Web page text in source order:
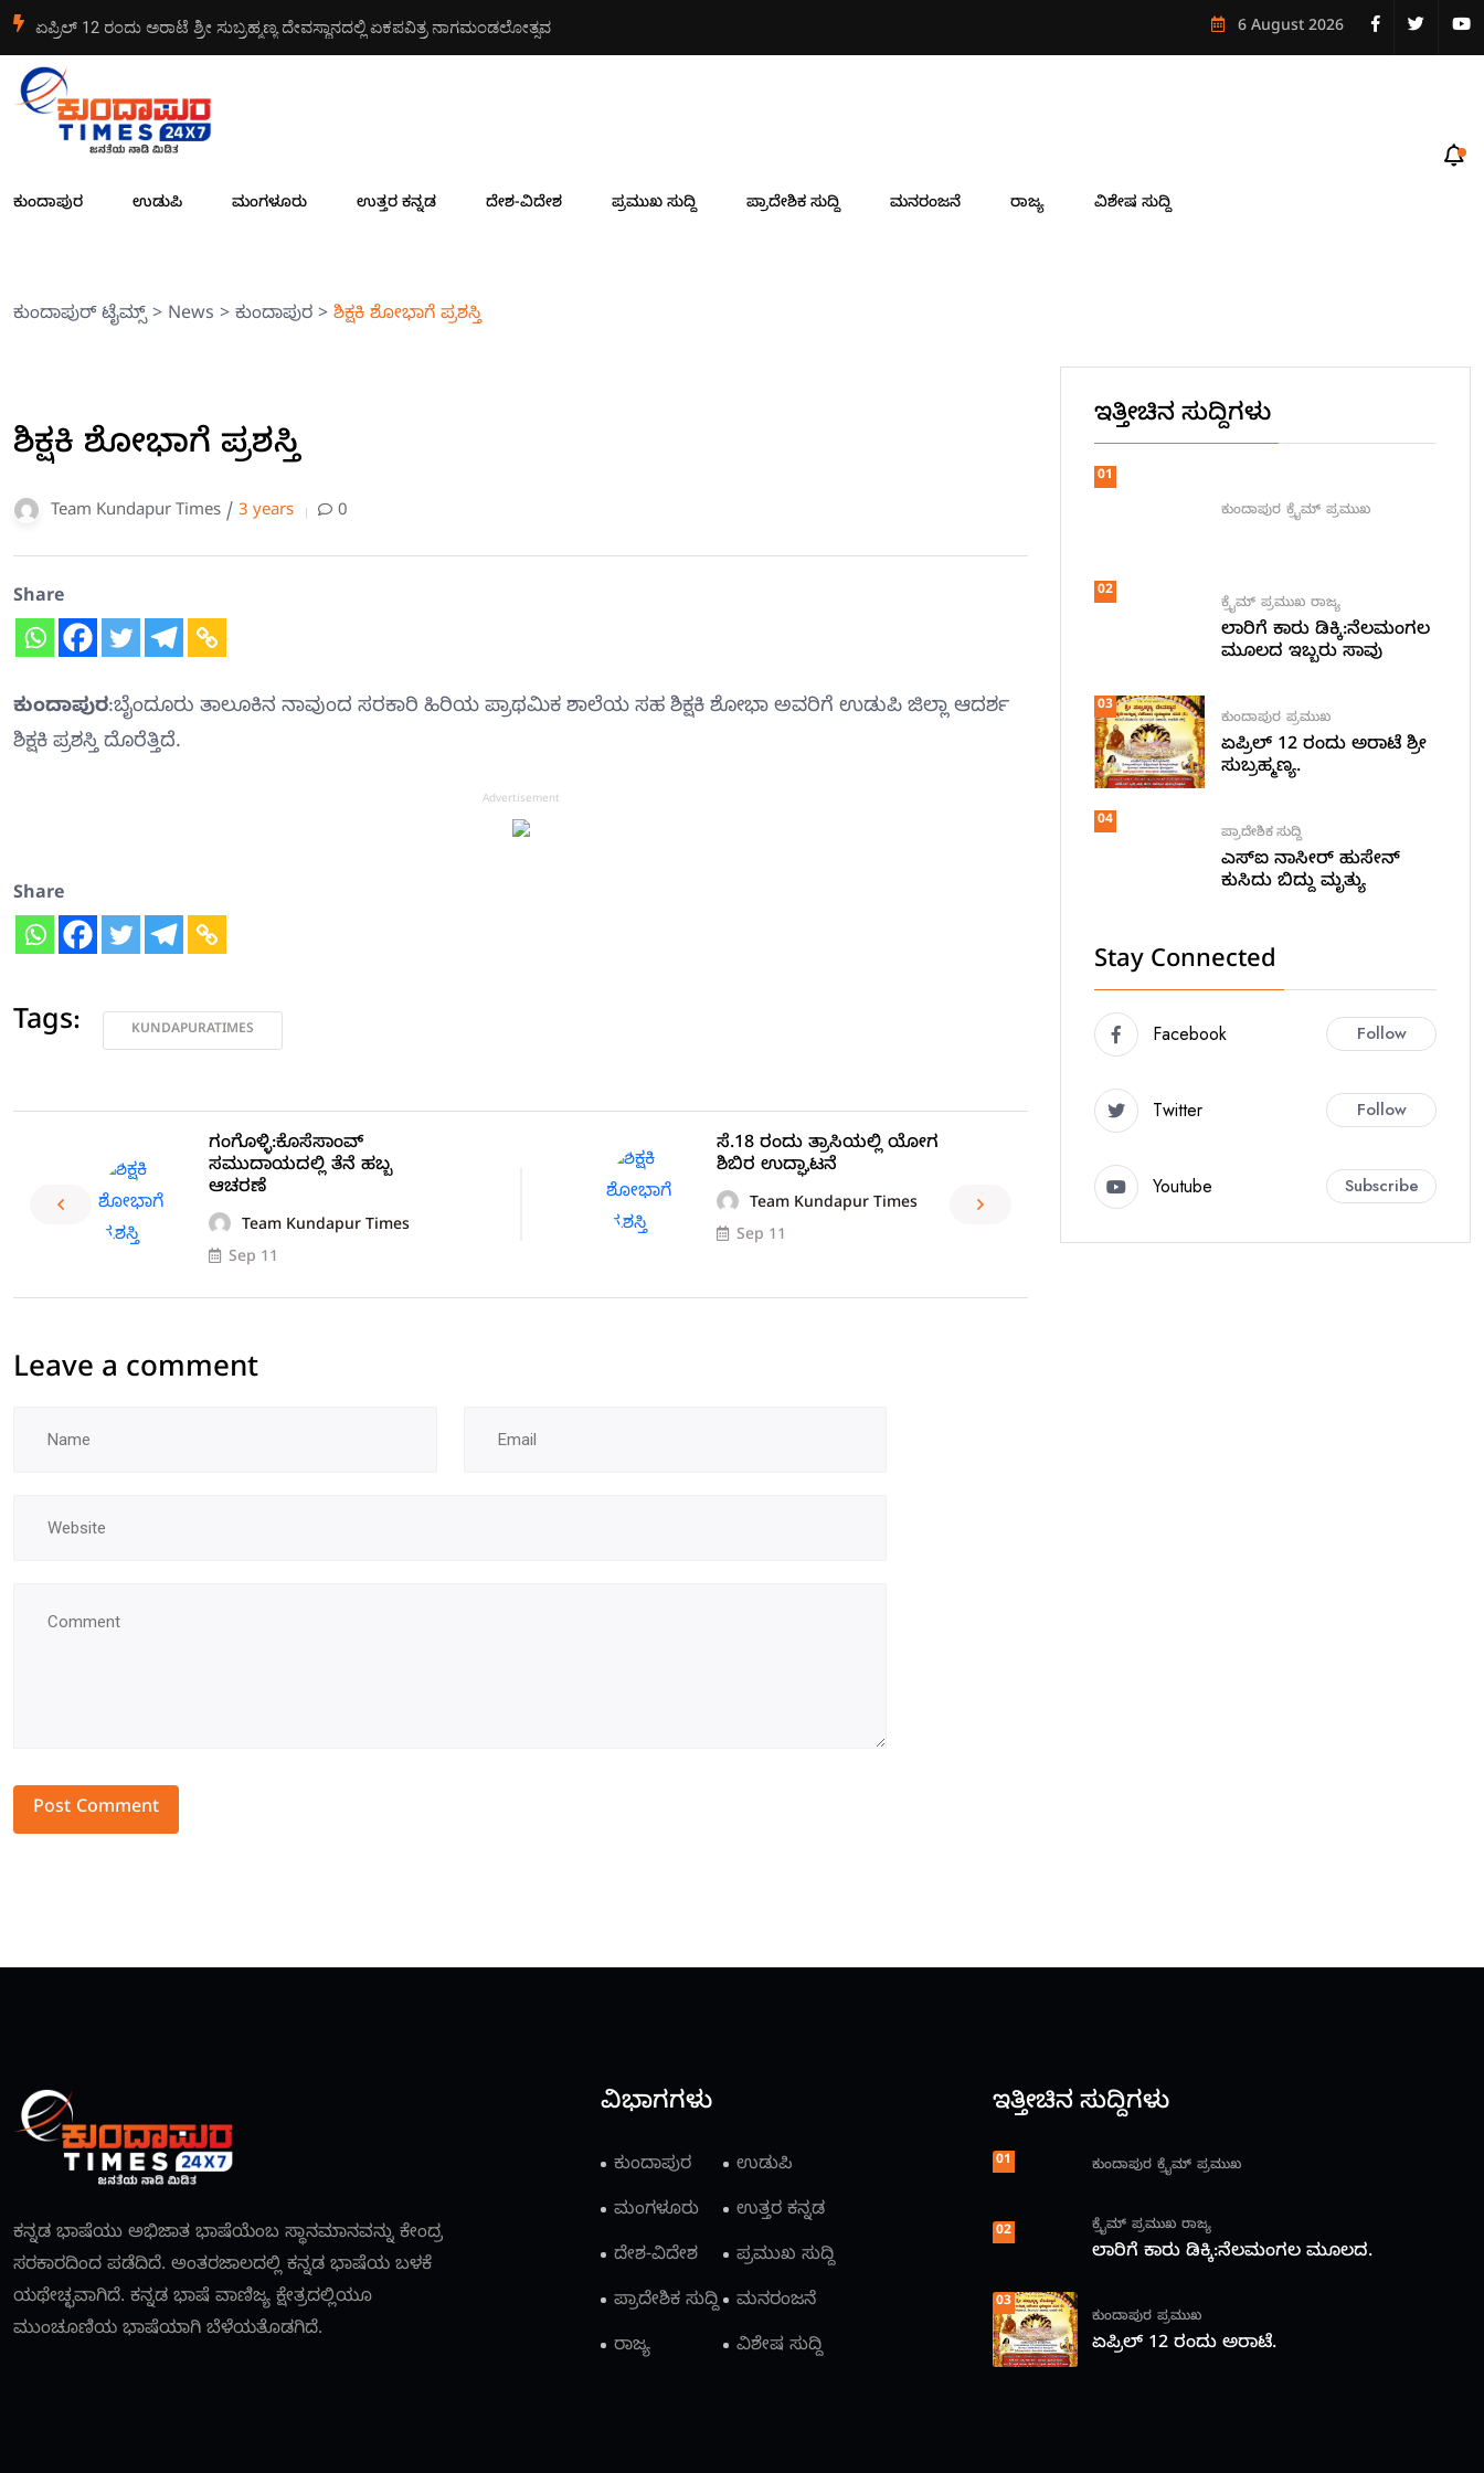
ಎಸ್ಐ ನಾಸೀರ್ ಹುಸೇನ್ ಕುಸಿದು ಬಿದ್ದು ಮೃತ್ಯು 6 August 2026
ಕುಂದಾಪುರ ಉಡುಪಿ ಮಂಗಳೂರು ಉತ್ತರ ಕನ್ನಡ ದೇಶ-ವಿದೇಶ ಪ್ರಮುಖ ಸುದ್ದಿ ಪ್ರಾದೇಶಿಕ ಸುದ್ದಿ ಮನರಂಜನೆ ರಾಜ್ಯ ವಿಶೇಷ ಸುದ್ದಿ
ಕುಂದಾಪುರ್ ಟೈಮ್ಸ್> News > ಕುಂದಾಪುರ > ಶಿಕ್ಷಕಿ ಶೋಭಾಗೆ ಪ್ರಶಸ್ತಿ
ಶಿಕ್ಷಕಿ ಶೋಭಾಗೆ ಪ್ರಶಸ್ತಿ
Team Kundapur Times / 3 years 0
Share
ಕುಂದಾಪುರ:ಬೈಂದೂರು ತಾಲೂಕಿನ ನಾವುಂದ ಸರಕಾರಿ ಹಿರಿಯ ಪ್ರಾಥಮಿಕ ಶಾಲೆಯ ಸಹ ಶಿಕ್ಷಕಿ ಶೋಭಾ ಅವರಿಗೆ ಉಡುಪಿ ಜಿಲ್ಲಾ ಆದರ್ಶ
ಶಿಕ್ಷಕಿ ಪ್ರಶಸ್ತಿ ದೊರೆತ್ತಿದೆ.
Advertisement
Share
Tags: KUNDAPURATIMES
ಗಂಗೊಳ್ಳಿ:ಕೊಸೆಸಾಂವ್
ಸಮುದಾಯದಲ್ಲಿ ತೆನೆ ಹಬ್ಬ
ಆಚರಣೆ
Team Kundapur Times
Sep 11
ಸೆ.18 ರಂದು ತ್ರಾಸಿಯಲ್ಲಿ ಯೋಗ
ಶಿಬಿರ ಉದ್ಘಾಟನೆ
Team Kundapur Times
Sep 11
Leave a comment
ಇತ್ತೀಚಿನ ಸುದ್ದಿಗಳು
01
ಕುಂದಾಪುರ ಕ್ರೈಮ್ ಪ್ರಮುಖ
02
ಕ್ರೈಮ್ ಪ್ರಮುಖ ರಾಜ್ಯ
ಲಾರಿಗೆ ಕಾರು ಡಿಕ್ಕಿ:ನೆಲಮಂಗಲ
ಮೂಲದ ಇಬ್ಬರು ಸಾವು
03
ಕುಂದಾಪುರ ಪ್ರಮುಖ
ಏಪ್ರಿಲ್ 12 ರಂದು ಅರಾಟೆ ಶ್ರೀ
ಸುಬ್ರಹ್ಮಣ್ಯ.
04
ಪ್ರಾದೇಶಿಕ ಸುದ್ದಿ
ಎಸ್ಐ ನಾಸೀರ್ ಹುಸೇನ್
ಕುಸಿದು ಬಿದ್ದು ಮೃತ್ಯು
Stay Connected
Facebook Follow
Twitter Follow
Youtube Subscribe
ಕನ್ನಡ ಭಾಷೆಯು ಅಭಿಜಾತ ಭಾಷೆಯೆಂಬ ಸ್ಥಾನಮಾನವನ್ನು ಕೇಂದ್ರ
ಸರಕಾರದಿಂದ ಪಡೆದಿದೆ. ಅಂತರಜಾಲದಲ್ಲಿ ಕನ್ನಡ ಭಾಷೆಯ ಬಳಕೆ
ಯಥೇಚ್ಛವಾಗಿದೆ. ಕನ್ನಡ ಭಾಷೆ ವಾಣಿಜ್ಯ ಕ್ಷೇತ್ರದಲ್ಲಿಯೂ
ಮುಂಚೂಣಿಯ ಭಾಷೆಯಾಗಿ ಬೆಳೆಯತೊಡಗಿದೆ.
ವಿಭಾಗಗಳು
ಕುಂದಾಪುರ
ಉಡುಪಿ
ಮಂಗಳೂರು
ಉತ್ತರ ಕನ್ನಡ
ದೇಶ-ವಿದೇಶ
ಪ್ರಮುಖ ಸುದ್ದಿ
ಪ್ರಾದೇಶಿಕ ಸುದ್ದಿ
ಮನರಂಜನೆ
ರಾಜ್ಯ
ವಿಶೇಷ ಸುದ್ದಿ
ಇತ್ತೀಚಿನ ಸುದ್ದಿಗಳು
01 ಕುಂದಾಪುರ ಕ್ರೈಮ್ ಪ್ರಮುಖ
02 ಕ್ರೈಮ್ ಪ್ರಮುಖ ರಾಜ್ಯ
ಲಾರಿಗೆ ಕಾರು ಡಿಕ್ಕಿ:ನೆಲಮಂಗಲ ಮೂಲದ.
03
ಕುಂದಾಪುರ ಪ್ರಮುಖ
ಏಪ್ರಿಲ್ 12 ರಂದು ಅರಾಟೆ.